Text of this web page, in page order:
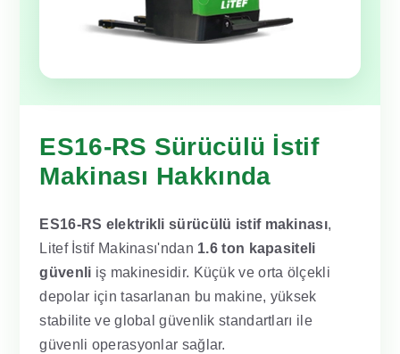
ES16-RS Sürücülü İstif
Makinası Hakkında
ES16-RS elektrikli sürücülü istif makinası,
Litef İstif Makinası'ndan 1.6 ton kapasiteli
güvenli iş makinesidir. Küçük ve orta ölçekli
depolar için tasarlanan bu makine, yüksek
stabilite ve global güvenlik standartları ile
güvenli operasyonlar sağlar.